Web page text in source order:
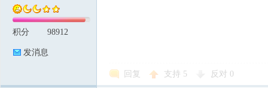
积分 98912
发消息
回复 支持 5 反对 0